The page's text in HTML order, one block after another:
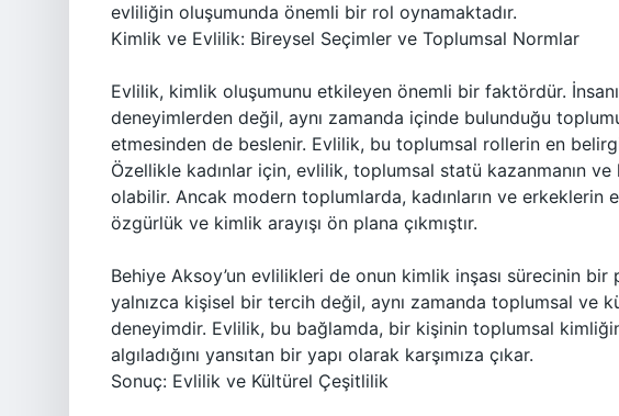
evliliğin oluşumunda önemli bir rol oynamaktadır.
Kimlik ve Evlilik: Bireysel Seçimler ve Toplumsal Normlar
Evlilik, kimlik oluşumunu etkileyen önemli bir faktördür.
deneyimlerden değil, aynı zamanda içinde bulunduğu
etmesinden de beslenir. Evlilik, bu toplumsal rollerin en
Özellikle kadınlar için, evlilik, toplumsal statü kazanmanın
olabilir. Ancak modern toplumlarda, kadınların ve erkeklerin
özgürlük ve kimlik arayışı ön plana çıkmıştır.
Behiye Aksoy’un evlilikleri de onun kimlik inşası sürecinin bir
yalnızca kişisel bir tercih değil, aynı zamanda toplumsal ve
deneyimdir. Evlilik, bu bağlamda, bir kişinin toplumsal
algıladığını yansıtan bir yapı olarak karşımıza çıkar.
Sonuç: Evlilik ve Kültürel Çeşitlilik